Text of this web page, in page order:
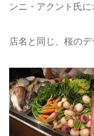
ンニ・アクント氏に
店名と同じ、桜のデ